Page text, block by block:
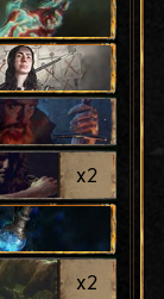
x2
x2